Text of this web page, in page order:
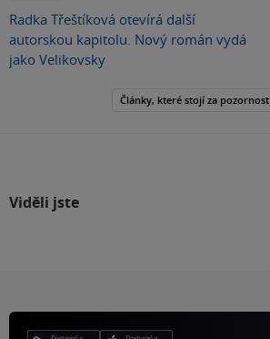
Radka Třeštíková otevírá další
autorskou kapitolu. Nový román vydá
jako Velikovsky
Články, které stojí za pozornost
Viděli jste